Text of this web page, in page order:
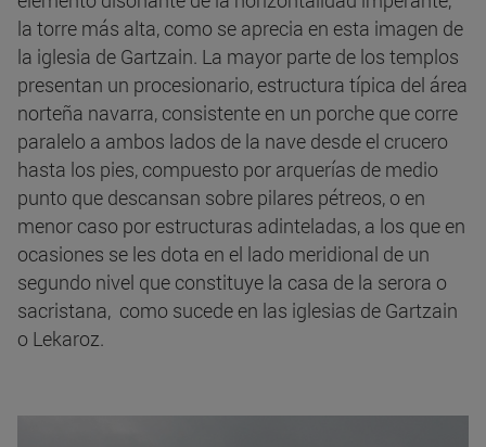
la torre más alta, como se aprecia en esta imagen de
la iglesia de Gartzain. La mayor parte de los templos
presentan un procesionario, estructura típica del área
norteña navarra, consistente en un porche que corre
paralelo a ambos lados de la nave desde el crucero
hasta los pies, compuesto por arquerías de medio
punto que descansan sobre pilares pétreos, o en
menor caso por estructuras adinteladas, a los que en
ocasiones se les dota en el lado meridional de un
segundo nivel que constituye la casa de la serora o
sacristana, como sucede en las iglesias de Gartzain
o Lekaroz.